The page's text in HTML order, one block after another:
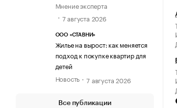
Мнение эксперта
7 августа 2026
ООО «СТАВНИ»
Жилье на вырост: как меняется
подход к покупке квартир для
детей
Новость
7 августа 2026
Все публикации